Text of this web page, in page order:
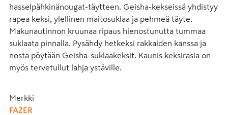
hasselpähkinänougat-täytteen. Geisha-kekseissä yhdistyy
rapea keksi, ylellinen maitosuklaa ja pehmeä täyte.
Makunautinnon kruunaa ripaus hienostunutta tummaa
suklaata pinnalla. Pysähdy hetkeksi rakkaiden kanssa ja
nosta pöytään Geisha-suklaakeksit. Kaunis keksirasia on
myös tervetullut lahja ystäville.
Merkki
FAZER